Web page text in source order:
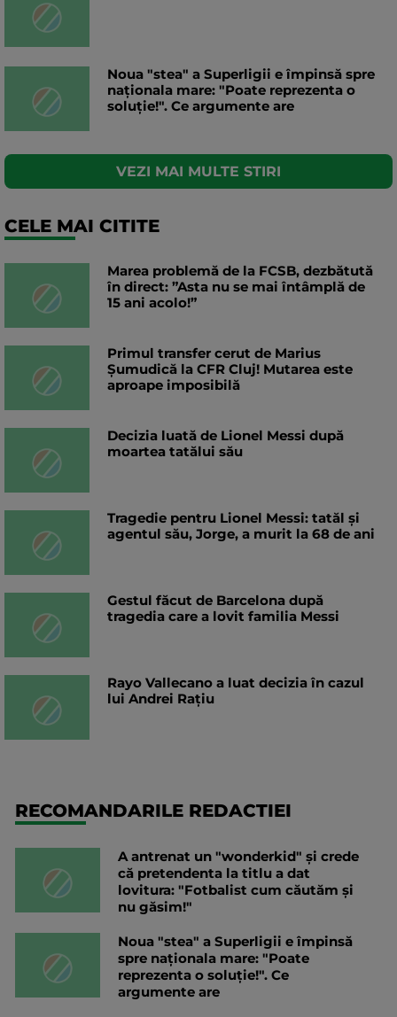
Noua "stea" a Superligii e împinsă spre
naționala mare: "Poate reprezenta o
soluție!". Ce argumente are
VEZI MAI MULTE STIRI
CELE MAI CITITE
Marea problemă de la FCSB, dezbătută
în direct: ”Asta nu se mai întâmplă de
15 ani acolo!”
Primul transfer cerut de Marius
Șumudică la CFR Cluj! Mutarea este
aproape imposibilă
Decizia luată de Lionel Messi după
moartea tatălui său
Tragedie pentru Lionel Messi: tatăl și
agentul său, Jorge, a murit la 68 de ani
Gestul făcut de Barcelona după
tragedia care a lovit familia Messi
Rayo Vallecano a luat decizia în cazul
lui Andrei Rațiu
RECOMANDARILE REDACTIEI
A antrenat un "wonderkid" și crede
că pretendenta la titlu a dat
lovitura: "Fotbalist cum căutăm și
nu găsim!"
Noua "stea" a Superligii e împinsă
spre naționala mare: "Poate
reprezenta o soluție!". Ce
argumente are